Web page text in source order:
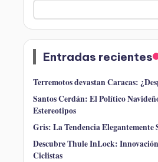
Entradas recientes
Terremotos devastan Caracas:
Santos Cerdán: El Político
Estereotipos
Gris: La Tendencia Elegantemente
Descubre Thule InLock:
Ciclistas